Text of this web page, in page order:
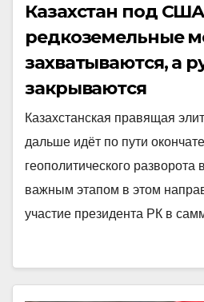
Казахстан под
редкоземельные
захватываются, а
закрываются
Казахстанская правящая
дальше идёт по пути
геополитического разворота
важным этапом в этом
участие президента РК в